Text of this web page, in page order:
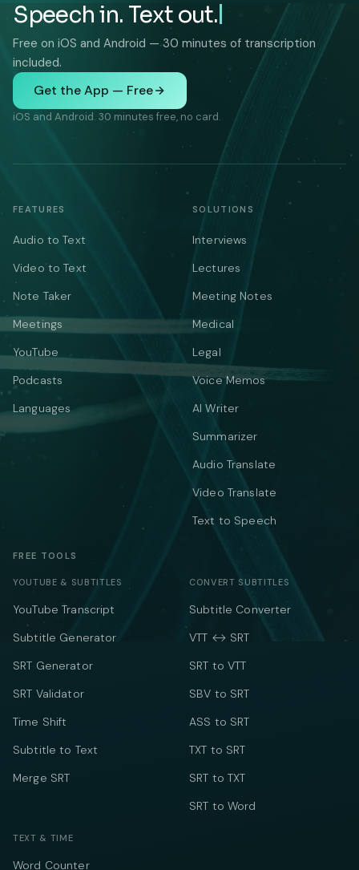
Speech in. Text out.
Free on iOS and Android — 30 minutes of transcription
included.
Get the App — Free
iOS and Android. 30 minutes free, no card.
FEATURES
Audio to Text
Video to Text
Note Taker
Meetings
YouTube
Podcasts
Languages
SOLUTIONS
Interviews
Lectures
Meeting Notes
Medical
Legal
Voice Memos
AI Writer
Summarizer
Audio Translate
Video Translate
Text to Speech
FREE TOOLS
YOUTUBE & SUBTITLES
YouTube Transcript
Subtitle Generator
SRT Generator
SRT Validator
Time Shift
Subtitle to Text
Merge SRT
CONVERT SUBTITLES
Subtitle Converter
VTT ↔ SRT
SRT to VTT
SBV to SRT
ASS to SRT
TXT to SRT
SRT to TXT
SRT to Word
TEXT & TIME
Word Counter